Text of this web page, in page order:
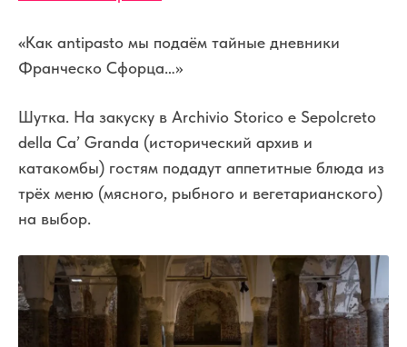
«Как antipasto мы подаём тайные дневники
Франческо Сфорца…»
Шутка. На закуску в Archivio Storico e Sepolcreto
della Ca’ Granda (исторический архив и
катакомбы) гостям подадут аппетитные блюда из
трёх меню (мясного, рыбного и вегетарианского)
на выбор.